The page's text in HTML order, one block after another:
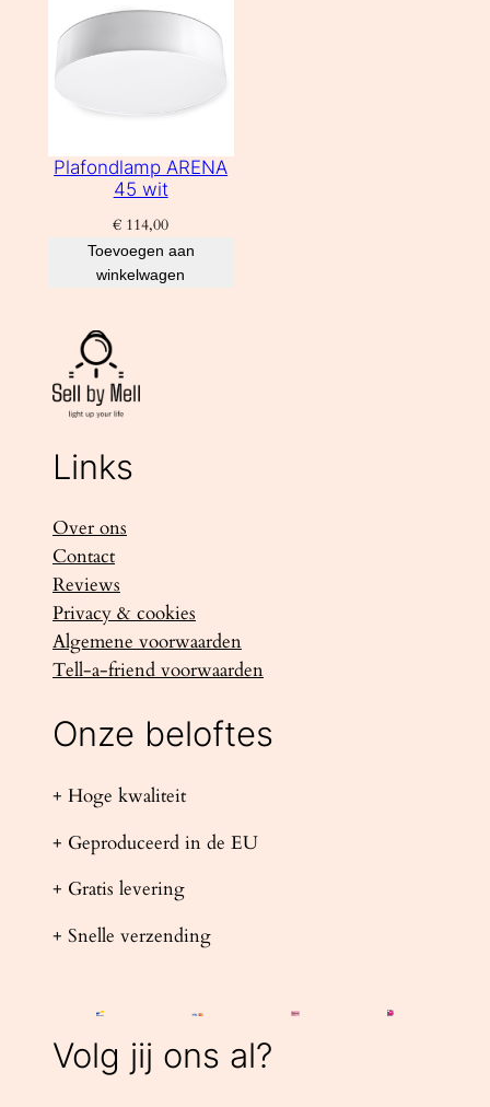
Plafondlamp ARENA
45 wit
€ 114,00
Toevoegen aan
winkelwagen
Links
Over ons
Contact
Reviews
Privacy & cookies
Algemene voorwaarden
Tell-a-friend voorwaarden
Onze beloftes
+ Hoge kwaliteit
+ Geproduceerd in de EU
+ Gratis levering
+ Snelle verzending
Volg jij ons al?